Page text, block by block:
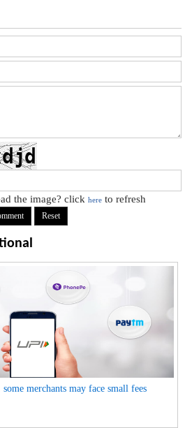
the image? clickhere to refresh
merchants may face small fees